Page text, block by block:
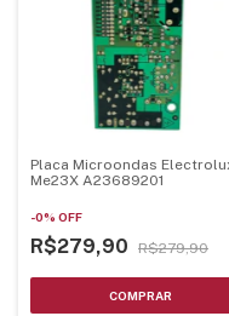
Placa Microondas
Me23X A23689201
-0% OFF
R$279,90 R$279,90